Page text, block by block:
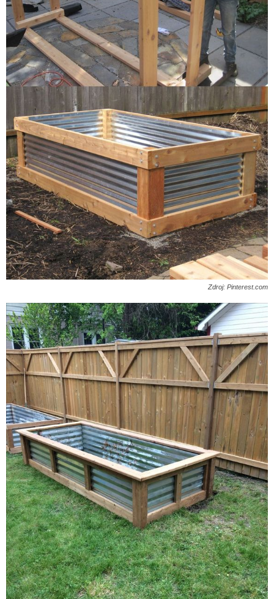
Zdroj: Pinterest.com